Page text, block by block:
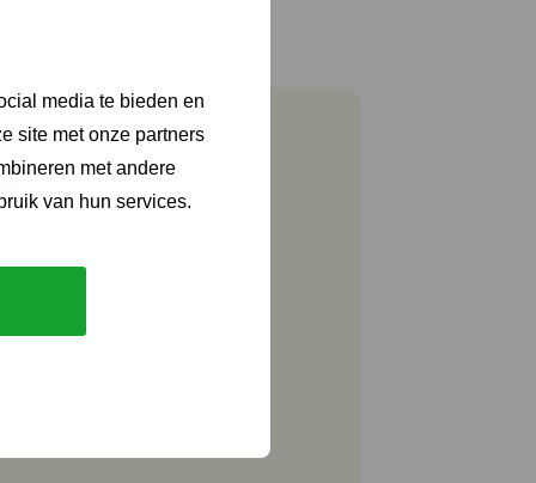
media te bieden en
site met onze partners
met andere
van hun services.